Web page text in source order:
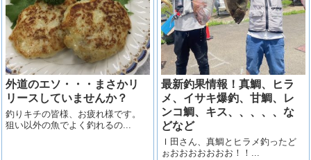
外道のエソ・・・まさかリ
リースしていませんか？
釣りキチの皆様、お疲れ様です。
狙い以外の魚でよく釣れるの...
最新釣果情報！真鯛、ヒラ
メ、イサキ爆釣、甘鯛、レ
ンコ鯛、キス、、、、、な
どなど
Ｉ田さん、真鯛とヒラメ釣ったど
ぉおおおおおおお！！...